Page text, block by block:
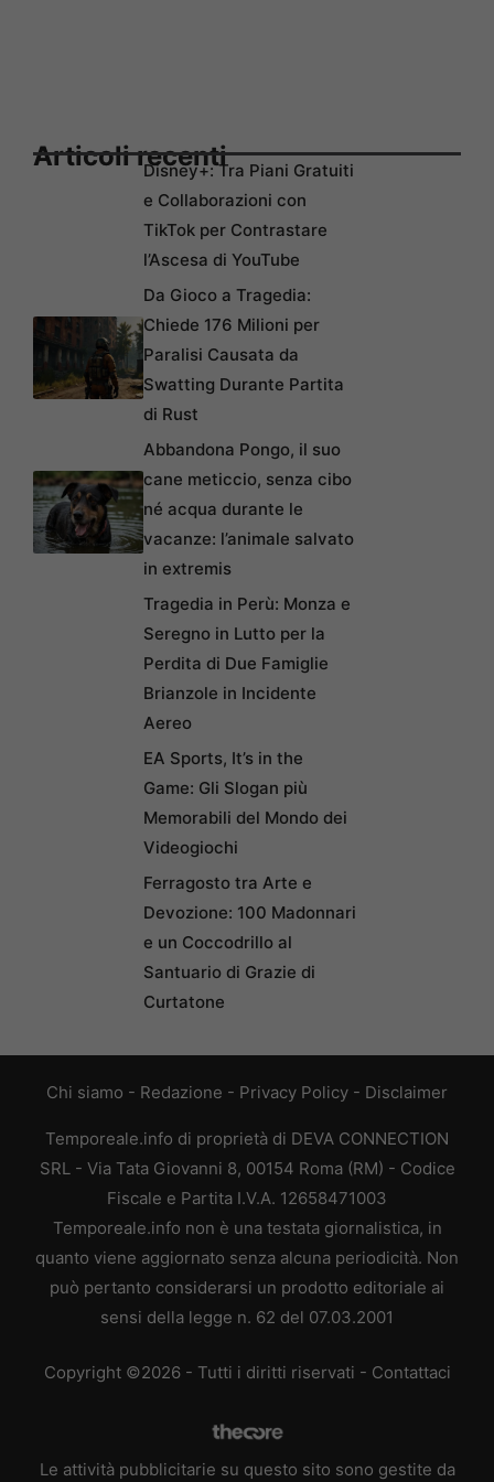
Articoli recentiDisney+: Tra Piani Gratuiti
e Collaborazioni con
TikTok per Contrastare
l’Ascesa di YouTube
Da Gioco a Tragedia:
Chiede 176 Milioni per
Paralisi Causata da
Swatting Durante Partita
di Rust
Abbandona Pongo, il suo
cane meticcio, senza cibo
né acqua durante le
vacanze: l’animale salvato
in extremis
Tragedia in Perù: Monza e
Seregno in Lutto per la
Perdita di Due Famiglie
Brianzole in Incidente
Aereo
EA Sports, It’s in the
Game: Gli Slogan più
Memorabili del Mondo dei
Videogiochi
Ferragosto tra Arte e
Devozione: 100 Madonnari
e un Coccodrillo al
Santuario di Grazie di
Curtatone
Chi siamo - Redazione - Privacy Policy - Disclaimer
Temporeale.info di proprietà di DEVA CONNECTION
SRL - Via Tata Giovanni 8, 00154 Roma (RM) - Codice
Fiscale e Partita I.V.A. 12658471003
Temporeale.info non è una testata giornalistica, in
quanto viene aggiornato senza alcuna periodicità. Non
può pertanto considerarsi un prodotto editoriale ai
sensi della legge n. 62 del 07.03.2001
Copyright ©2026 - Tutti i diritti riservati - Contattaci
Le attività pubblicitarie su questo sito sono gestite da